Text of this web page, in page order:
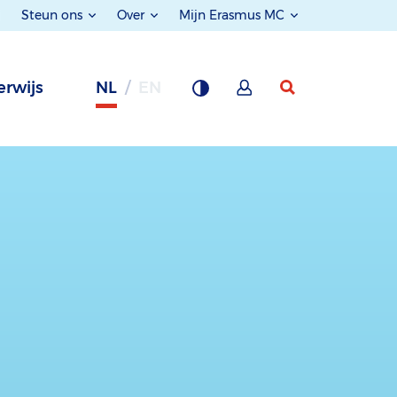
Steun ons Over Mijn Erasmus MC
NL